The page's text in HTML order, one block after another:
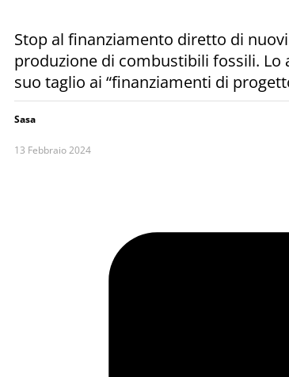
Stop al finanziamento diretto di
produzione di combustibili fossili. Lo
suo taglio ai “finanziamenti di
Sasa
13 Febbraio 2024